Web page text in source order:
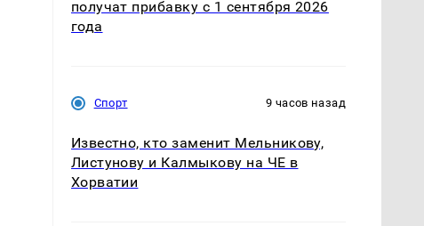
получат прибавку с 1 сентября 2026
года
Спорт 9 часов назад
Известно, кто заменит Мельникову,
Листунову и Калмыкову на ЧЕ в
Хорватии